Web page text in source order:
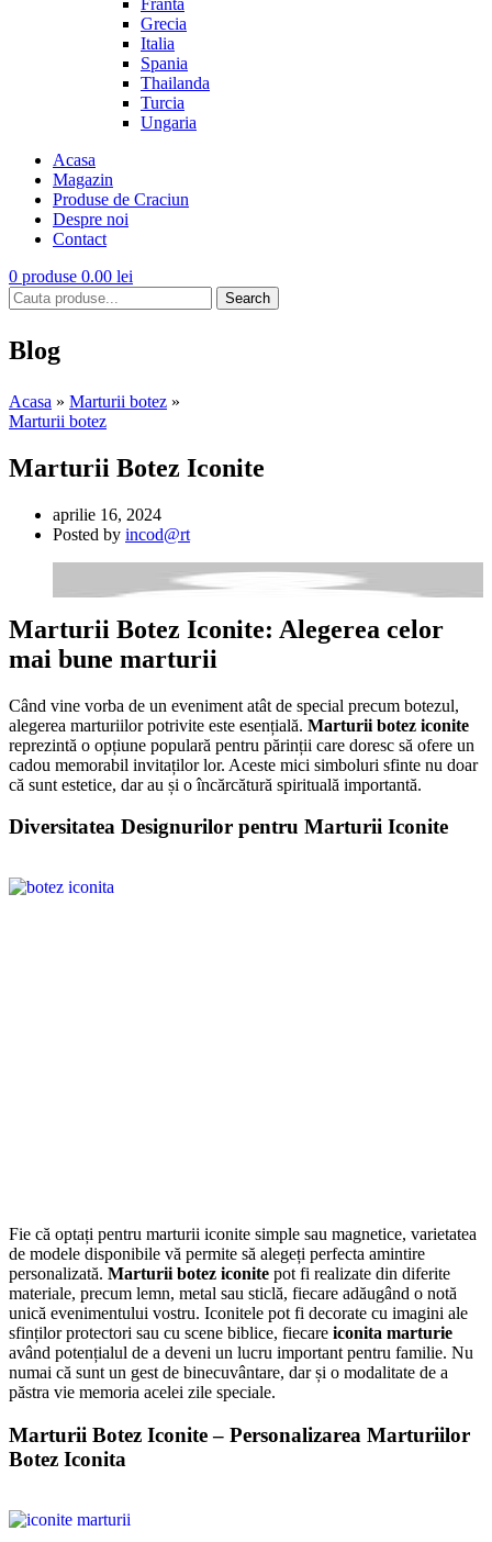
Franta
Grecia
Italia
Spania
Thailanda
Turcia
Ungaria
Acasa
Magazin
Produse de Craciun
Despre noi
Contact
0 produse 0.00 lei
Search
Blog
Acasa » Marturii botez »
Marturii botez
Marturii Botez Iconite
aprilie 16, 2024
Posted by incod@rt
Marturii Botez Iconite: Alegerea celor
mai bune marturii
Când vine vorba de un eveniment atât de special precum botezul,
alegerea marturiilor potrivite este esențială. Marturii botez iconite
reprezintă o opțiune populară pentru părinții care doresc să ofere un
cadou memorabil invitaților lor. Aceste mici simboluri sfinte nu doar
că sunt estetice, dar au și o încărcătură spirituală importantă.
Diversitatea Designurilor pentru Marturii Iconite
Fie că optați pentru marturii iconite simple sau magnetice, varietatea
de modele disponibile vă permite să alegeți perfecta amintire
personalizată. Marturii botez iconite pot fi realizate din diferite
materiale, precum lemn, metal sau sticlă, fiecare adăugând o notă
unică evenimentului vostru. Iconitele pot fi decorate cu imagini ale
sfinților protectori sau cu scene biblice, fiecare iconita marturie
având potențialul de a deveni un lucru important pentru familie. Nu
numai că sunt un gest de binecuvântare, dar și o modalitate de a
păstra vie memoria acelei zile speciale.
Marturii Botez Iconite – Personalizarea Marturiilor
Botez Iconita